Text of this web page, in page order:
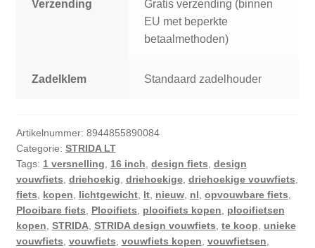
Verzending
Gratis verzending (binnen
EU met beperkte
betaalmethoden)
Zadelklem Standaard zadelhouder
Artikelnummer: 8944855890084
Categorie: STRIDA LT
Tags: 1 versnelling, 16 inch, design fiets, design
vouwfiets, driehoekig, driehoekige, driehoekige vouwfiets,
fiets, kopen, lichtgewicht, lt, nieuw, nl, opvouwbare fiets,
Plooibare fiets, Plooifiets, plooifiets kopen, plooifietsen
kopen, STRIDA, STRIDA design vouwfiets, te koop, unieke
vouwfiets, vouwfiets, vouwfiets kopen, vouwfietsen,